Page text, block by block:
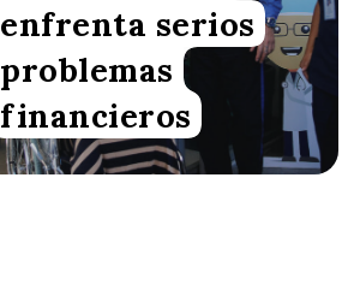
enfrenta serios
problemas
financieros